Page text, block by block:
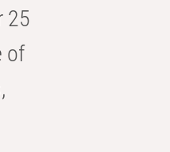
25
of